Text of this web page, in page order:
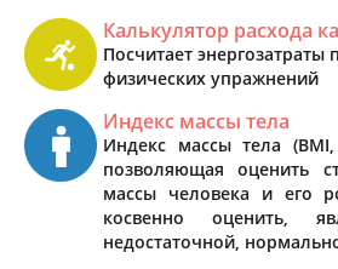
Калькулятор расхода
Посчитает
физических упражнений
Индекс массы тела
Индекс массы тела
позволяющая оценить
массы человека и его
косвенно оценить,
недостаточной,